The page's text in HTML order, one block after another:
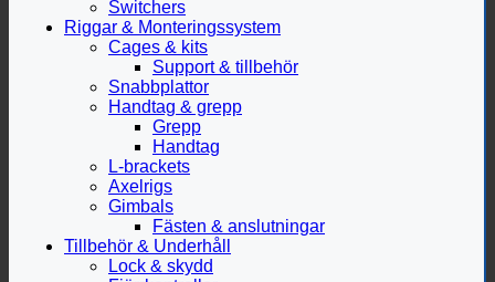
Switchers
Riggar & Monteringssystem
Cages & kits
Support & tillbehör
Snabbplattor
Handtag & grepp
Grepp
Handtag
L-brackets
Axelrigs
Gimbals
Fästen & anslutningar
Tillbehör & Underhåll
Lock & skydd